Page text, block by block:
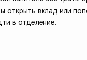
открыть вклад или
в отделение.